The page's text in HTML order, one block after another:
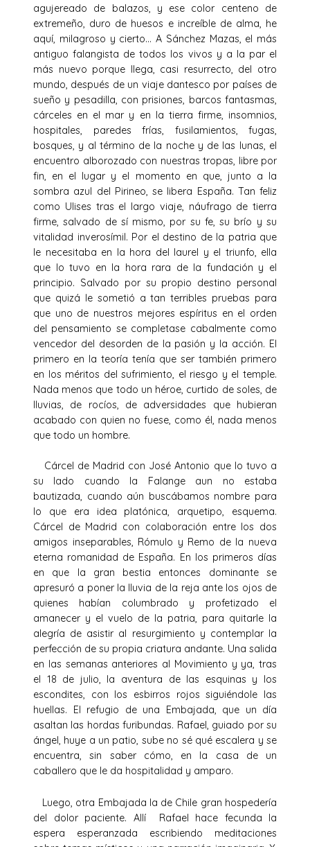
agujereado de balazos, y ese color centeno de
extremeño, duro de huesos e increíble de alma, he
aquí, milagroso y cierto… A Sánchez Mazas, el más
antiguo falangista de todos los vivos y a la par el
más nuevo porque llega, casi resurrecto, del otro
mundo, después de un viaje dantesco por países de
sueño y pesadilla, con prisiones, barcos fantasmas,
cárceles en el mar y en la tierra firme, insomnios,
hospitales, paredes frías, fusilamientos, fugas,
bosques, y al término de la noche y de las lunas, el
encuentro alborozado con nuestras tropas, libre por
fin, en el lugar y el momento en que, junto a la
sombra azul del Pirineo, se libera España. Tan feliz
como Ulises tras el largo viaje, náufrago de tierra
firme, salvado de sí mismo, por su fe, su brío y su
vitalidad inverosímil. Por el destino de la patria que
le necesitaba en la hora del laurel y el triunfo, ella
que lo tuvo en la hora rara de la fundación y el
principio. Salvado por su propio destino personal
que quizá le sometió a tan terribles pruebas para
que uno de nuestros mejores espíritus en el orden
del pensamiento se completase cabalmente como
vencedor del desorden de la pasión y la acción. El
primero en la teoría tenía que ser también primero
en los méritos del sufrimiento, el riesgo y el temple.
Nada menos que todo un héroe, curtido de soles, de
lluvias, de rocíos, de adversidades que hubieran
acabado con quien no fuese, como él, nada menos
que todo un hombre.
Cárcel de Madrid con José Antonio que lo tuvo a
su lado cuando la Falange aun no estaba
bautizada, cuando aún buscábamos nombre para
lo que era idea platónica, arquetipo, esquema.
Cárcel de Madrid con colaboración entre los dos
amigos inseparables, Rómulo y Remo de la nueva
eterna romanidad de España. En los primeros días
en que la gran bestia entonces dominante se
apresuró a poner la lluvia de la reja ante los ojos de
quienes habían columbrado y profetizado el
amanecer y el vuelo de la patria, para quitarle la
alegría de asistir al resurgimiento y contemplar la
perfección de su propia criatura andante. Una salida
en las semanas anteriores al Movimiento y ya, tras
el 18 de julio, la aventura de las esquinas y los
escondites, con los esbirros rojos siguiéndole las
huellas. El refugio de una Embajada, que un día
asaltan las hordas furibundas. Rafael, guiado por su
ángel, huye a un patio, sube no sé qué escalera y se
encuentra, sin saber cómo, en la casa de un
caballero que le da hospitalidad y amparo.
Luego, otra Embajada la de Chile gran hospedería
del dolor paciente. Allí Rafael hace fecunda la
espera esperanzada escribiendo meditaciones